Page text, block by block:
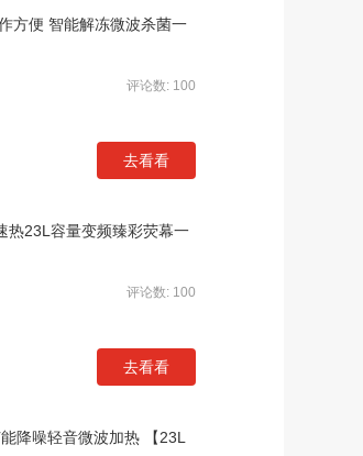
方便 智能解冻微波杀菌一
评论数: 100
去看看
热23L容量变频臻彩荧幕一
评论数: 100
去看看
降噪轻音微波加热 【23L